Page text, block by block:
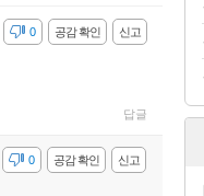
신고
공감 확인
0
답글
신고
공감 확인
0